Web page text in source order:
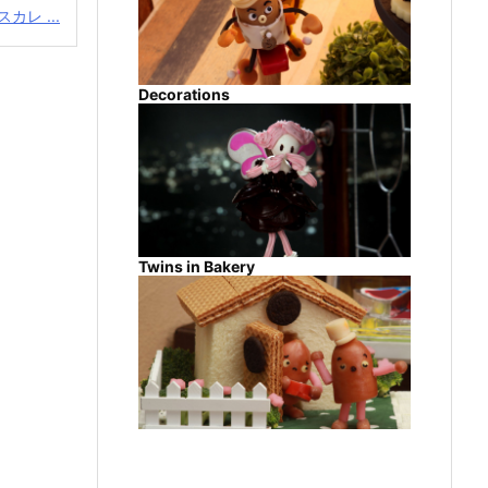
カレ ...
Decorations
Twins in Bakery